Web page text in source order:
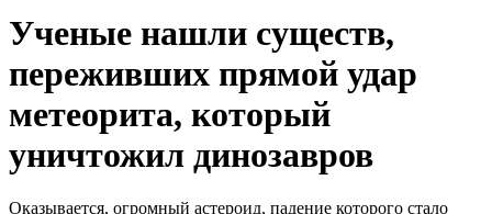
Ученые нашли существ,
переживших прямой удар
метеорита, который
уничтожил динозавров
Оказывается, огромный астероид, падение которого стало